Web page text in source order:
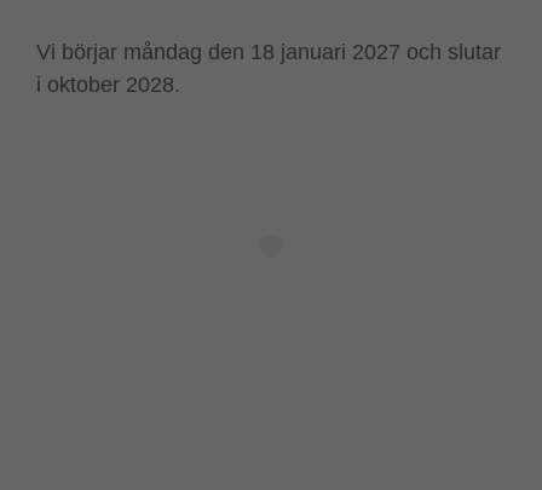
Vi börjar måndag den 18 januari 2027 och slutar
i oktober 2028.